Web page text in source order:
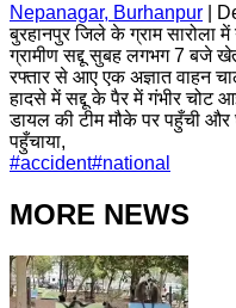
Nepanagar, Burhanpur
बुरहानपुर जिले के ग्राम सारोला
ग्रामीण सद्दू सुबह लगभग 7 बजे
रफ्तार से आए एक अज्ञात वाहन
हादसे में सद्दू के पैर में गंभीर चोट
डायल की टीम मौके पर पहुँची
पहुँचाया,
#accident#national
MORE NEWS